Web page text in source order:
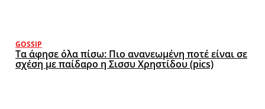
GOSSIP
Τα άφησε όλα πίσω: Πιο ανανεωμένη ποτέ είναι σε
σχέση με παίδαρο η Σισσυ Χρηστίδου (pics)